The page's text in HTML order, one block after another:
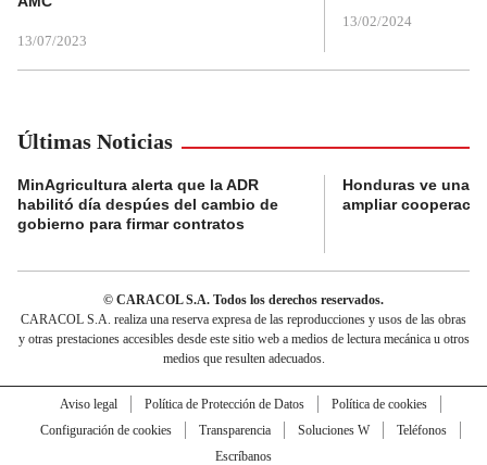
13/07/2023
13/02/2024
Últimas Noticias
MinAgricultura alerta que la ADR
habilitó día despúes del cambio de
gobierno para firmar contratos
Honduras ve una
ampliar
© CARACOL S.A. Todos los derechos reservados.
CARACOL S.A. realiza una reserva expresa de las reproducciones y usos de las obras
y otras prestaciones accesibles desde este sitio web a medios de lectura mecánica u otros
medios que resulten adecuados.
Aviso legal Política de Protección de Datos
Política de cookies
Configuración de cookies
Transparencia Soluciones W
Teléfonos
Escríbanos